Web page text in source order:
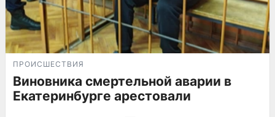
ПРОИСШЕСТВИЯ
Виновника смертельной аварии в
Екатеринбурге арестовали